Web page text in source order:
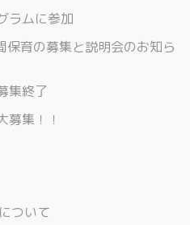
ラムに参加
保育の募集と説明会のお知ら
集終了
募集！！
ついて